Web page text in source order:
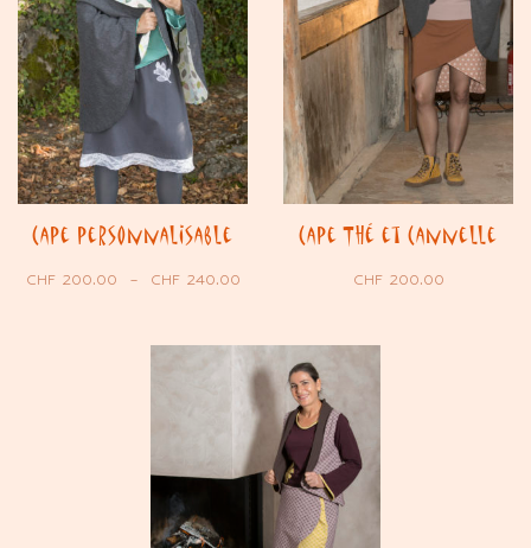
Cape personnalisable
CHF200.00 – CHF240.00
Cape Thé et Cannelle
CHF200.00